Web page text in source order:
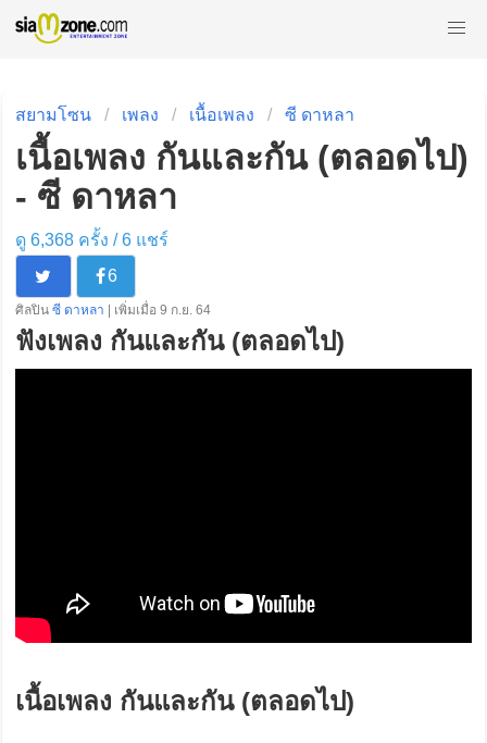
สยามโซน เพลง เนื้อเพลง ซี ดาหลา
เนื้อเพลง กันและกัน (ตลอดไป)
- ซี ดาหลา
ดู 6,368 ครั้ง /6แชร์
6
ศิลปิน ซี ดาหลา | เพิ่มเมื่อ 9 ก.ย. 64
ฟังเพลง กันและกัน (ตลอดไป)
เนื้อเพลง กันและกัน (ตลอดไป)